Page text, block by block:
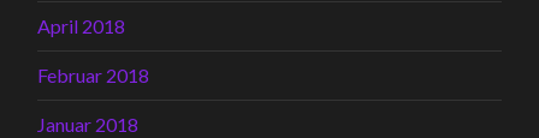
April 2018
Februar 2018
Januar 2018